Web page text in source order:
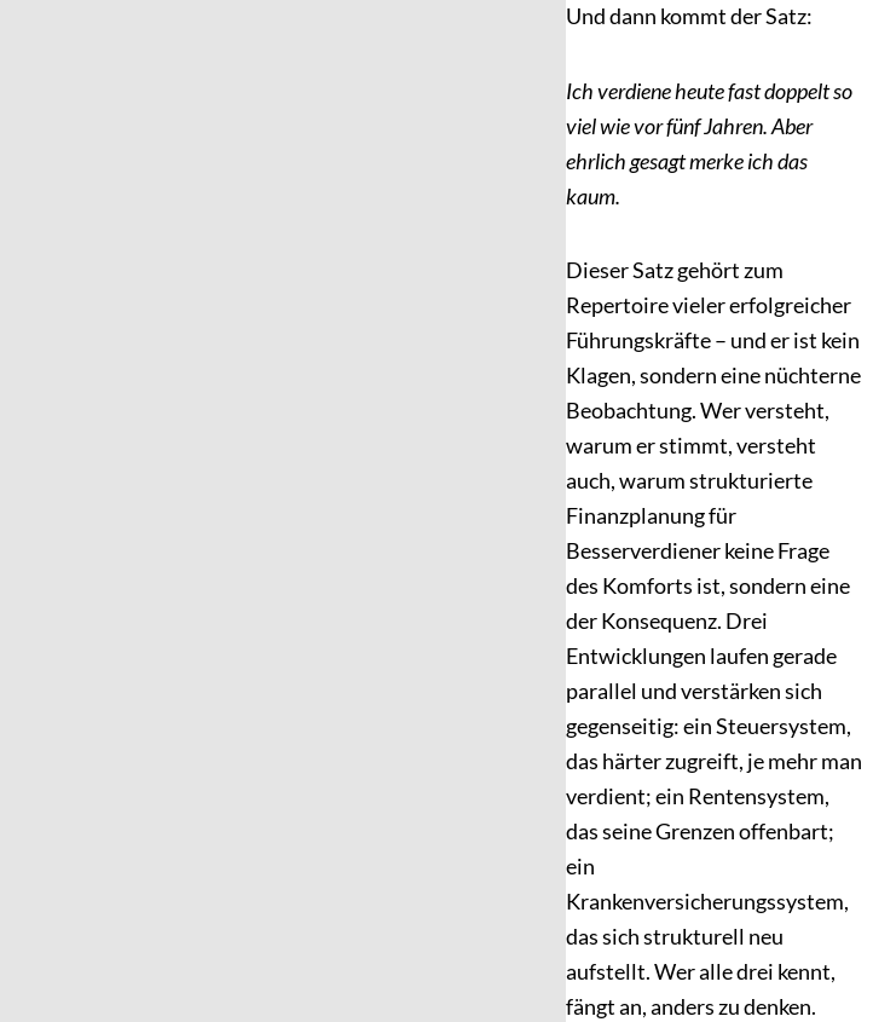
Und dann kommt der Satz:
Ich verdiene heute fast doppelt so
viel wie vor fünf Jahren. Aber
ehrlich gesagt merke ich das
kaum.
Dieser Satz gehört zum
Repertoire vieler erfolgreicher
Führungskräfte – und er ist kein
Klagen, sondern eine nüchterne
Beobachtung. Wer versteht,
warum er stimmt, versteht
auch, warum strukturierte
Finanzplanung für
Besserverdiener keine Frage
des Komforts ist, sondern eine
der Konsequenz. Drei
Entwicklungen laufen gerade
parallel und verstärken sich
gegenseitig: ein Steuersystem,
das härter zugreift, je mehr man
verdient; ein Rentensystem,
das seine Grenzen offenbart;
ein
Krankenversicherungssystem,
das sich strukturell neu
aufstellt. Wer alle drei kennt,
fängt an, anders zu denken.